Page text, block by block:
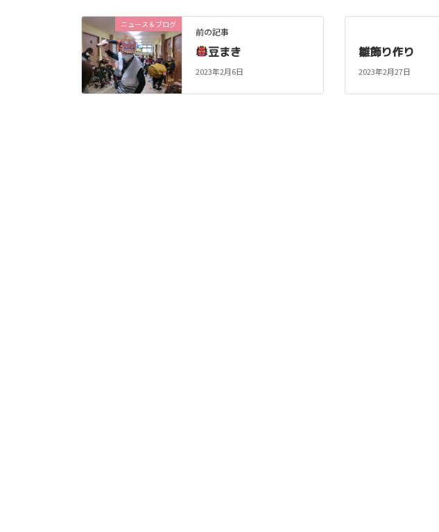
ニュース＆ブログ
前の記事
豆まき
2023年2月6日
雛飾り作り
2023年2月27日